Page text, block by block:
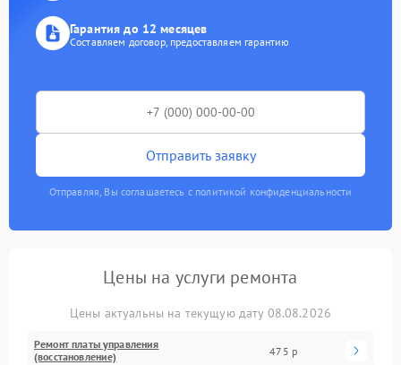
Гарантия до 12 месяцев
Составляем договор, предоставляем гарантию
Отправить заявку
Отправляя, Вы соглашаетесь с политикой конфиденциальности
Цены на услуги ремонта
Цены актуальны на текущую дату 08.08.2026
Ремонт платы управления
(восстановление)
475 р